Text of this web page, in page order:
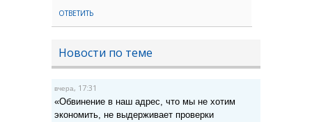
ОТВЕТИТЬ
Новости по теме
вчера, 17:31
«Обвинение в наш адрес, что мы не хотим
экономить, не выдерживает проверки